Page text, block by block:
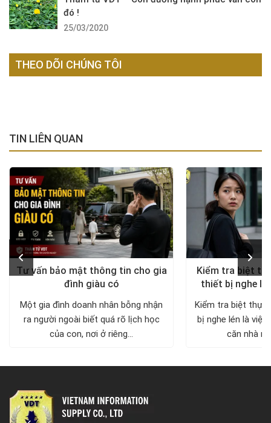
đó !
25/03/2020
THEO DÕI CHÚNG TÔI
TIN LIÊN QUAN
Tư vấn bảo mật thông tin cho gia
đình giàu có
Một gia đình doanh nhân bỗng nhận
ra người ngoài biết quá rõ lịch học
của con, nơi ở riêng...
Kiểm tra biệt
thiết bị nghe
diện, trả lại
Kiểm tra biệt thự
bị nghe lén là
căn nhà